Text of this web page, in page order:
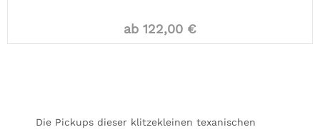
ab 122,00 €
Die Pickups dieser klitzekleinen texanischen